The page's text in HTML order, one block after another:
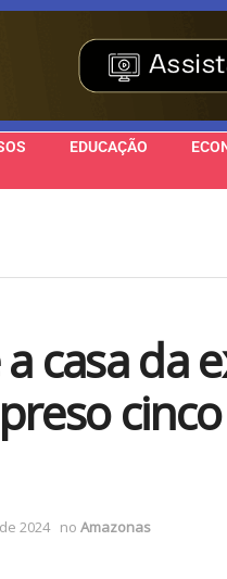
EDUCAÇÃO
casa da
2024 no Amazonas